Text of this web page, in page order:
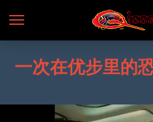
一次在优步里的